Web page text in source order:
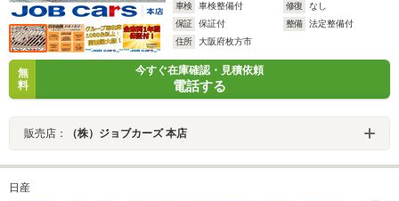
車検
車検整備付 修復
なし
保証
保証付 整備
法定整備付
住所
大阪府枚方市
無
料
今すぐ在庫確認・見積依頼
電話する
販売店： （株）ジョブカーズ 本店
日産